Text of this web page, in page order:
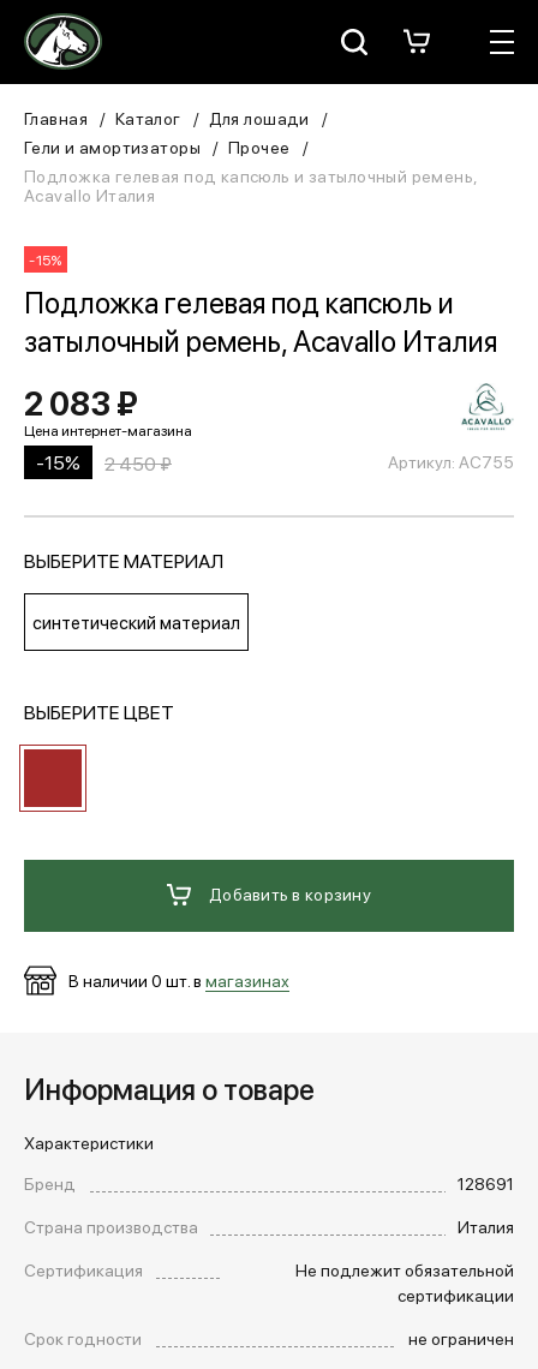
Москва
Для всадника
ЗООТОВАРЫ
Для собаки
Сувениры/Подарки
+7 (495) 139-66-00
Главная Каталог
Для лошади
Гели и амортизаторы
Прочее
Подложка гелевая под капсюль и затылочный ремень,
Acavallo Италия
-15%
Подложка гелевая под капсюль и
затылочный ремень, Acavallo Италия
Артикул: AC755
2 083 ₽
-15% 2 450 ₽
ВЫБЕРИТЕ МАТЕРИАЛ
синтетический материал
ВЫБЕРИТЕ ЦВЕТ
Добавить в корзину
В наличии 0 шт. в магазинах
Информация о товаре
Характеристики
Бренд
128691
Страна производства
Италия
Сертификация
Не подлежит обязательной
сертификации
Срок годности
не ограничен